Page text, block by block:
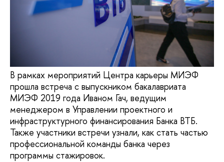
В рамках мероприятий Центра карьеры МИЭФ
прошла встреча с выпускником бакалавриата
МИЭФ 2019 года Иваном Гач, ведущим
менеджером в Управлении проектного и
инфраструктурного финансирования Банка ВТБ.
Также участники встречи узнали, как стать частью
профессиональной команды банка через
программы стажировок.